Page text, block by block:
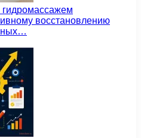
восстановлению